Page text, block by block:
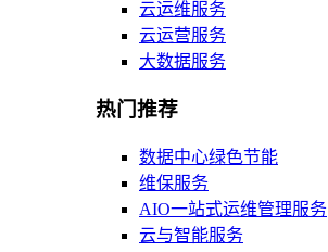
云运维服务
云运营服务
大数据服务
热门推荐
数据中心绿色节能
维保服务
AIO一站式运维管理服务
云与智能服务